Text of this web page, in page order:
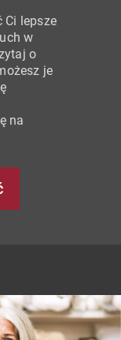
Ci lepsze
w
o
je
na